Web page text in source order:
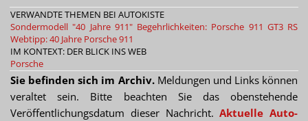
VERWANDTE THEMEN BEI AUTOKISTE
Sondermodell "40 Jahre 911" Begehrlichkeiten: Porsche 911 GT3 RS
Webtipp: 40 Jahre Porsche 911
IM KONTEXT: DER BLICK INS WEB
Porsche
Sie befinden sich im Archiv.Meldungen und Links können
veraltet sein. Bitte beachten Sie das obenstehende
Veröffentlichungsdatum dieser Nachricht.Aktuelle Auto-